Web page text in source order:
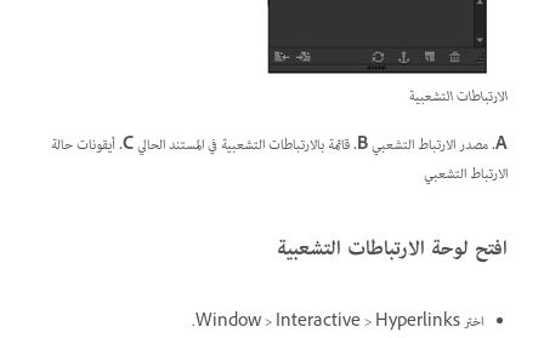
الارتباطات التشعبية
A. مصدر الارتباط التشعبيB. قائمة بالارتباطات التشعبية في المستند الحاليC. أيقونات حالة
الارتباط التشعبي
افتح لوحة الارتباطات التشعبية
اختر Window > Interactive > Hyperlinks.